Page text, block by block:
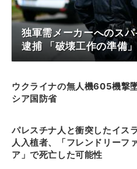
独軍需メーカーへのス
逮捕 「破壊工作の準備
ウクライナの無人機605機撃
シア国防省
パレスチナ人と衝突したイス
人入植者、「フレンドリーフ
ア」で死亡した可能性